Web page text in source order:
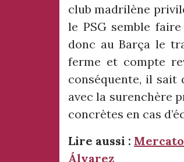
club madrilène
le PSG semble
donc au Barça le
ferme et compte
conséquente, il
avec la surenchère
concrètes en cas
Lire aussi :
Álvarez